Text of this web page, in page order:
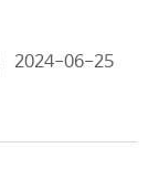
2024-06-25